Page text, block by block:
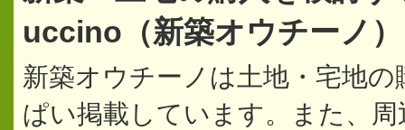
uccino（新築オウチーノ
新築オウチーノは土地・宅地
ぱい掲載しています。また、